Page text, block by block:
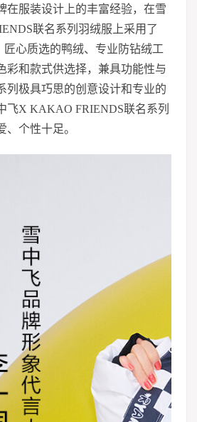
在服装设计上的丰富经验，在雪
联名系列羽绒服上采用了
匠心质选的鸭绒、专业防钻绒工
彩和款式供选择，兼具功能性与
列极具巧思的创意设计和专业的
飞X KAKAO FRIENDS联名系列
个性十足。